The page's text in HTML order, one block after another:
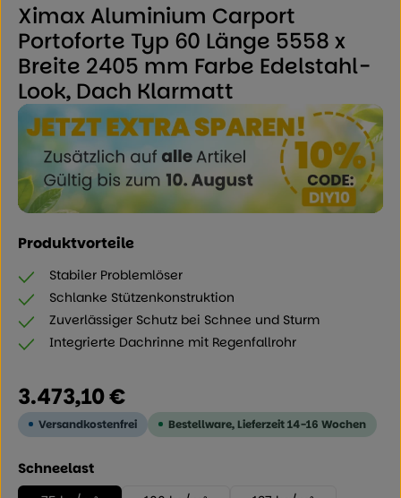
Ximax Aluminium Carport
Portoforte Typ 60 Länge 5558 x
Breite 2405 mm Farbe Edelstahl-
Look, Dach Klarmatt
Produktvorteile
Stabiler Problemlöser
Schlanke Stützenkonstruktion
Zuverlässiger Schutz bei Schnee und Sturm
Integrierte Dachrinne mit Regenfallrohr
Regulärer Preis:
3.473,10 €
Versandkostenfrei Bestellware, Lieferzeit 14-16 Wochen
Schneelast